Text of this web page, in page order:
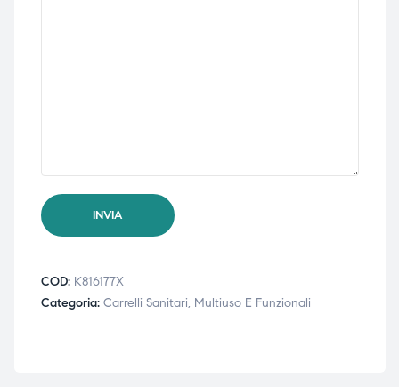
COD: K816177X
Categoria: Carrelli Sanitari, Multiuso E Funzionali